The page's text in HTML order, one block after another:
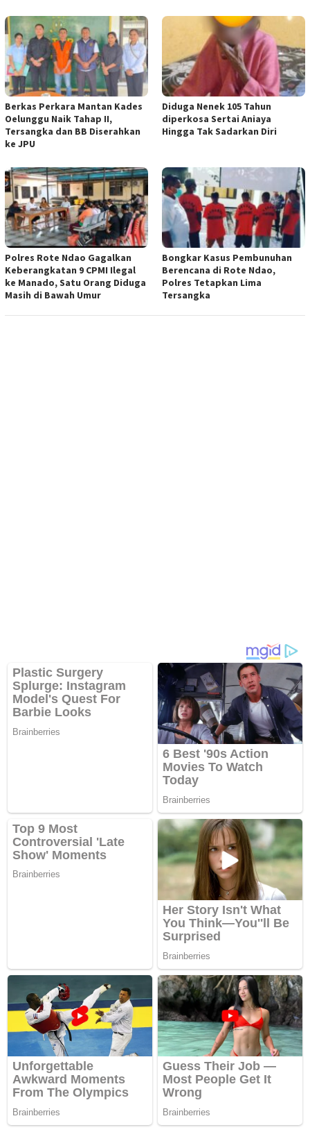
Berkas Perkara Mantan Kades
Oelunggu Naik Tahap II,
Tersangka dan BB Diserahkan
ke JPU
Diduga Nenek 105 Tahun
diperkosa Sertai Aniaya
Hingga Tak Sadarkan Diri
Polres Rote Ndao Gagalkan
Keberangkatan 9 CPMI Ilegal
ke Manado, Satu Orang Diduga
Masih di Bawah Umur
Bongkar Kasus Pembunuhan
Berencana di Rote Ndao,
Polres Tetapkan Lima
Tersangka